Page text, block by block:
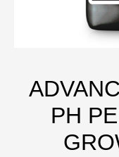
PH